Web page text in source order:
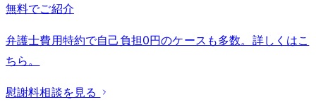
無料でご紹介
弁護士費用特約で自己負担0円のケースも多数。詳しくはこ
ちら。
慰謝料相談を見る